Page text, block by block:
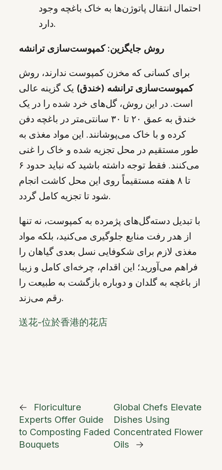
احتمال انتقال پاتوژن‌ها به خاک باغچه وجود
دارد.
روش جایگزین: کمپوست‌سازی ترانشه
برای کسانی که مخزن کمپوست ندارند، روش
کمپوست‌سازی ترانشه (خندق) یک گزینه عالی
است. در این روش، گل‌های خرد شده را در یک
خندق به عمق ۲۰ تا ۳۰ سانتی‌متر در باغچه دفن
کرده و با خاک می‌پوشانند. این مواد مغذی به
طور مستقیم در محل تجزیه شده و خاک را غنی
می‌کنند. فقط توجه داشته باشید که نباید حدود ۶
تا ۸ هفته مستقیماً روی این محل کاشت انجام
شود تا تجزیه کامل گردد.
با تبدیل دسته‌گل‌های پژمرده به کمپوست، نه تنها
از هدر رفت منابع جلوگیری می‌کنید، بلکه مواد
مغذی لازم برای شکوفایی نسل بعدی گیاهان را
فراهم می‌آورید؛ این اقدام، چرخه‌ای کامل و زیبا
از باغچه به گلدان و دوباره بازگشت به طبیعت را
رقم می‌زند.
送花-位於香港的花店
←
Floriculture
Experts Offer Guide
to Composting Faded
Bouquets
Global Chefs Elevate
Dishes Using
Concentrated Flower
Oils
→